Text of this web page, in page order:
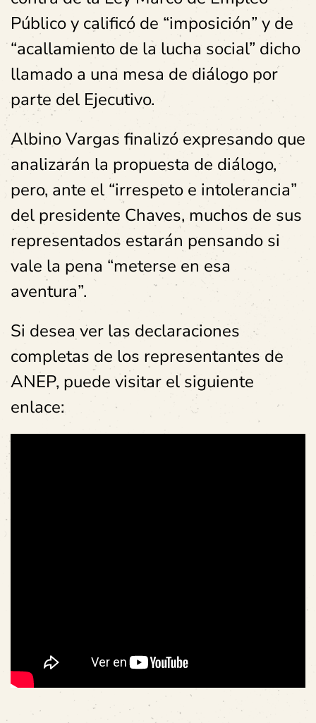
Público y calificó de “imposición” y de
“acallamiento de la lucha social” dicho
llamado a una mesa de diálogo por
parte del Ejecutivo.
Albino Vargas finalizó expresando que
analizarán la propuesta de diálogo,
pero, ante el “irrespeto e intolerancia”
del presidente Chaves, muchos de sus
representados estarán pensando si
vale la pena “meterse en esa
aventura”.
Si desea ver las declaraciones
completas de los representantes de
ANEP, puede visitar el siguiente
enlace: